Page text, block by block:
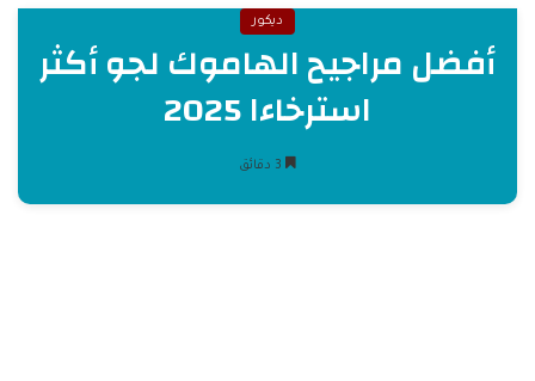
ديكور
أفضل مراجيح الهاموك لجو أكثر
استرخاءا 2025